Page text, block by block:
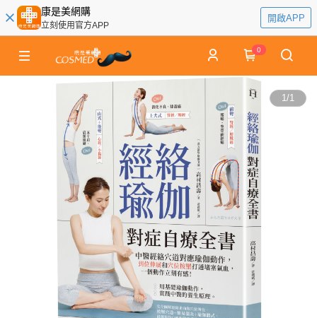
康是美網購
立刻使用官方APP
開啟APP
0
1/1